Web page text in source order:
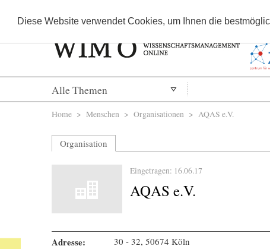
Diese Website verwendet Cookies, um Ihnen die
Alle Themen
Sie sind hier
Home > Menschen > Organisationen > AQAS e.V.
Organisation
Eingetragen: 16.06.17
AQAS e.V.
Adresse: 30 - 32, 50674 Köln